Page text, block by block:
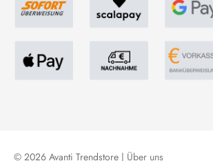
© 2026 Avanti Trendstore | Über uns